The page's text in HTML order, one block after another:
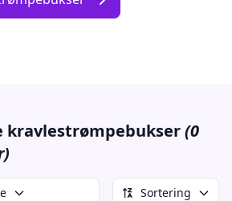
kravlestrømpebukser(0
Sortering